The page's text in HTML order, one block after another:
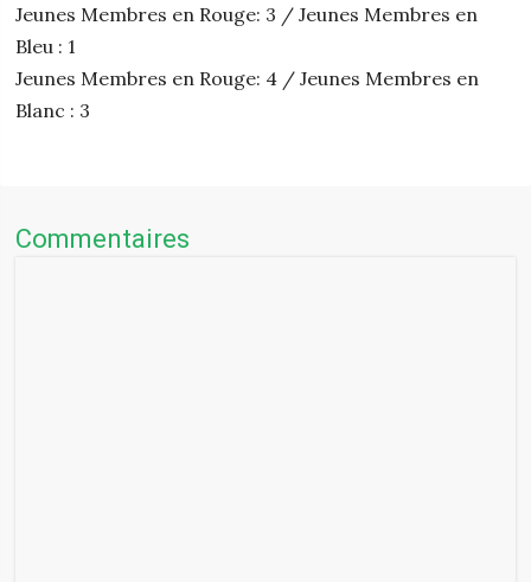
Jeunes Membres en Rouge: 3 / Jeunes Membres en
Bleu : 1
Jeunes Membres en Rouge: 4 / Jeunes Membres en
Blanc : 3
Commentaires